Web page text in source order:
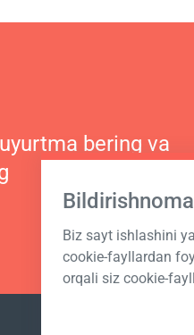
Bildirishnoma
Biz sayt ishlashini
cookie-fayllardan
orqali siz cookie-
bering va